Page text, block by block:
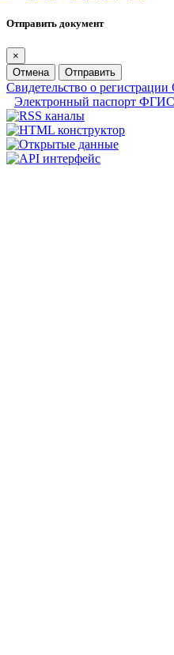
Отправить документ
×
Отмена
Отправить
Свидетельство о
Электронный паспорт